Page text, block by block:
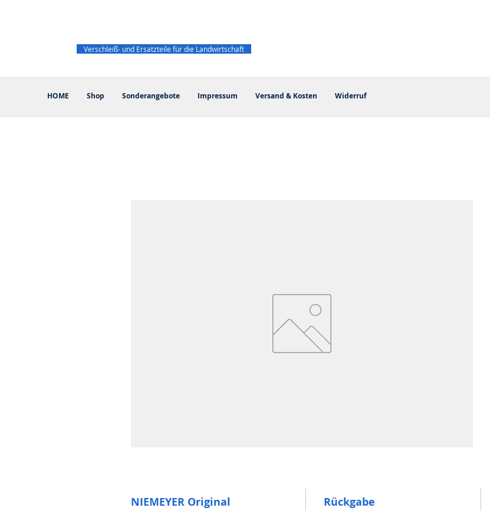
HOME Shop Sonderangebote Impressum Versand & Kosten Widerruf
Verschleiß- und Ersatzteile für die Landwirtschaft
NIEMEYER Original Rückgabe